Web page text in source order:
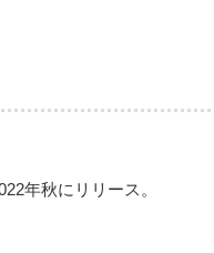
年秋にリリース。